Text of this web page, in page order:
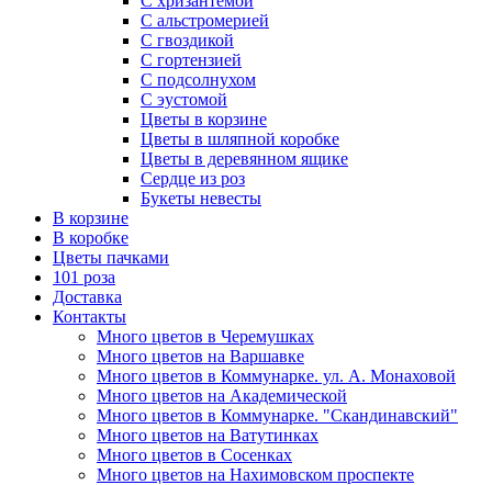
С альстромерией
С гвоздикой
С гортензией
С подсолнухом
С эустомой
Цветы в корзине
Цветы в шляпной коробке
Цветы в деревянном ящике
Сердце из роз
Букеты невесты
В корзине
В коробке
Цветы пачками
101 роза
Доставка
Контакты
Много цветов в Черемушках
Много цветов на Варшавке
Много цветов в Коммунарке. ул. А. Монаховой
Много цветов на Академической
Много цветов в Коммунарке. "Скандинавский"
Много цветов на Ватутинках
Много цветов в Сосенках
Много цветов на Нахимовском проспекте